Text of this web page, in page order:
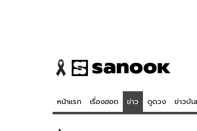
หน้าแรก เรื่องฮอต ข่าว ดูดวง ข่าวบัน